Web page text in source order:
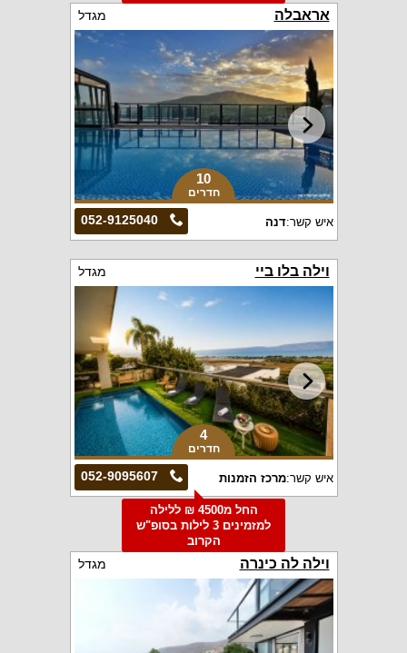
אראבלה מגדל
10
חדרים
052-9125040 איש קשר:דנה
וילה בלו ביי מגדל
4
חדרים
052-9095607 איש קשר:מרכז הזמנות
החל מ4500 ₪ ללילה
למזמינים 3 לילות בסופ"ש
הקרוב
וילה לה כינרה מגדל